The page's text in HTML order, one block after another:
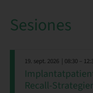
Sesiones
19. sept. 2026 | 08:30 –
Recall-